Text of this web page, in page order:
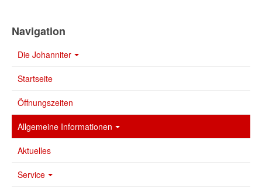
Navigation
Die Johanniter
Startseite
Öffnungszeiten
Allgemeine Informationen
Aktuelles
Service